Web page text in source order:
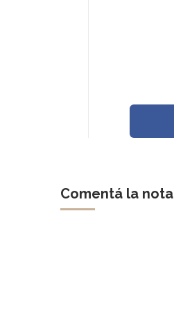
Comentá la nota